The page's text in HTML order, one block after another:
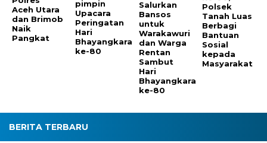
Aceh Utara
dan Brimob
Naik
Pangkat
pimpin
Upacara
Peringatan
Hari
Bhayangkara
ke-80
Salurkan
Bansos
untuk
Warakawuri
dan Warga
Rentan
Sambut
Hari
Bhayangkara
ke-80
Polsek
Tanah Luas
Berbagi
Bantuan
Sosial
kepada
Masyarakat
BERITA TERBARU